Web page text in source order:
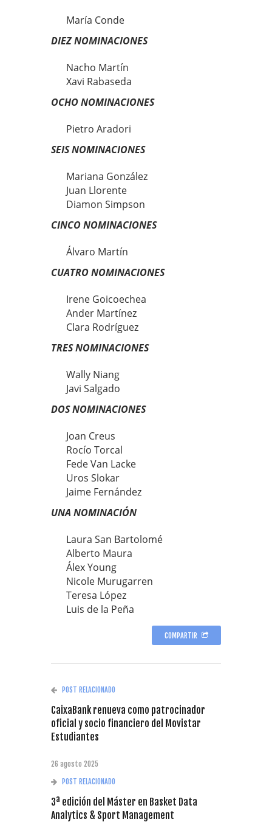
María Conde
DIEZ NOMINACIONES
Nacho Martín
Xavi Rabaseda
OCHO NOMINACIONES
Pietro Aradori
SEIS NOMINACIONES
Mariana González
Juan Llorente
Diamon Simpson
CINCO NOMINACIONES
Álvaro Martín
CUATRO NOMINACIONES
Irene Goicoechea
Ander Martínez
Clara Rodríguez
TRES NOMINACIONES
Wally Niang
Javi Salgado
DOS NOMINACIONES
Joan Creus
Rocío Torcal
Fede Van Lacke
Uros Slokar
Jaime Fernández
UNA NOMINACIÓN
Laura San Bartolomé
Alberto Maura
Álex Young
Nicole Murugarren
Teresa López
Luis de la Peña
COMPARTIR
POST RELACIONADO
CaixaBank renueva como patrocinador
oficial y socio financiero del Movistar
Estudiantes
26 agosto 2025
POST RELACIONADO
3ª edición del Máster en Basket Data
Analytics & Sport Management